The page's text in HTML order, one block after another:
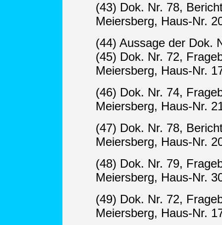
(43) Dok. Nr. 78,
Meiersberg, Haus-Nr.
(44) Aussage der Dok.
(45) Dok. Nr. 72,
Meiersberg, Haus-Nr.
(46) Dok. Nr. 74,
Meiersberg, Haus-Nr.
(47) Dok. Nr. 78,
Meiersberg, Haus-Nr.
(48) Dok. Nr. 79,
Meiersberg, Haus-Nr.
(49) Dok. Nr. 72,
Meiersberg, Haus-Nr.